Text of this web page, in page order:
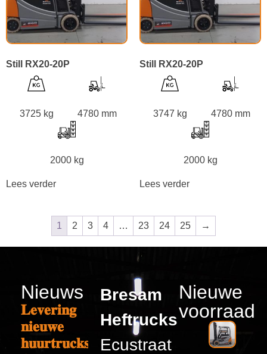
Still RX20-20P
3725 kg 4780 mm
2000 kg
Lees verder
Still RX20-20P
3747 kg 4780 mm
2000 kg
Lees verder
1 2 3 4 … 23 24 25 →
Nieuws
𝐋𝐞𝐯𝐞𝐫𝐢𝐧𝐠
𝐧𝐢𝐞𝐮𝐰𝐞
𝐡𝐮𝐮𝐫𝐭𝐫𝐮𝐜𝐤𝐬
Bresam
Heftrucks
Ecustraat
Nieuwe
voorraad